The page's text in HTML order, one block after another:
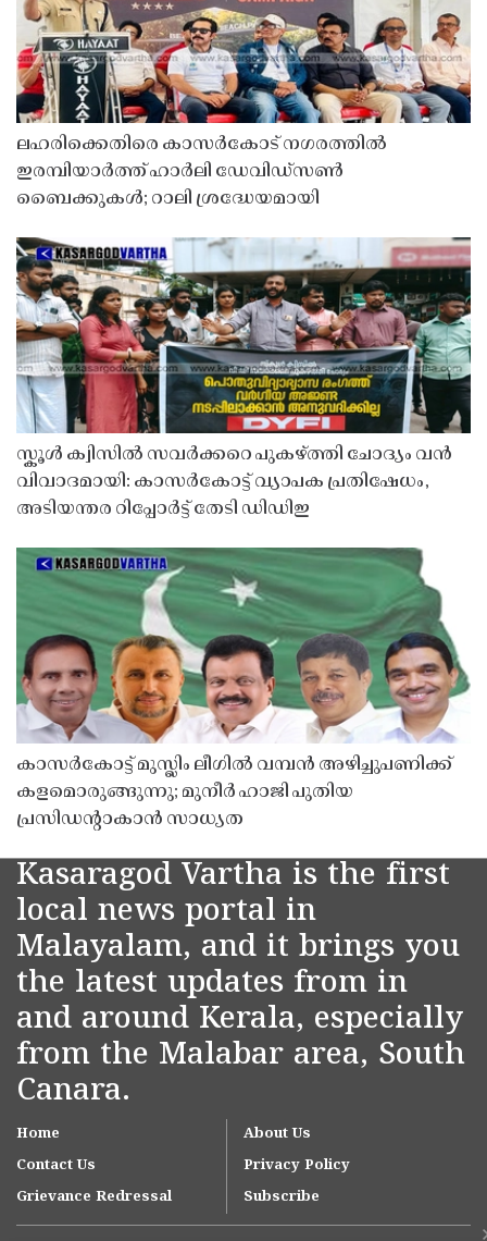
ലഹരിക്കെതിരെ കാസർകോട് നഗരത്തിൽ
ഇരമ്പിയാർത്ത് ഹാർലി ഡേവിഡ്‌സൺ
ബൈക്കുകൾ; റാലി ശ്രദ്ധേയമായി
സ്കൂൾ ക്വിസിൽ സവർക്കറെ പുകഴ്ത്തി ചോദ്യം വൻ
വിവാദമായി: കാസർകോട്ട് വ്യാപക പ്രതിഷേധം,
അടിയന്തര റിപ്പോർട്ട് തേടി ഡിഡിഇ
കാസർകോട്ട് മുസ്ലിം ലീഗിൽ വമ്പൻ അഴിച്ചുപണിക്ക്
കളമൊരുങ്ങുന്നു; മുനീർ ഹാജി പുതിയ
പ്രസിഡൻ്റാകാൻ സാധ്യത
Kasaragod Vartha is the first
local news portal in
Malayalam, and it brings you
the latest updates from in
and around Kerala, especially
from the Malabar area, South
Canara.
Home
About Us
Contact Us
Privacy Policy
Grievance Redressal
Subscribe